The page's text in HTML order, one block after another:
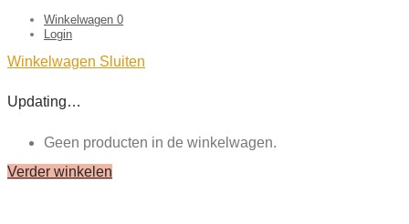
Winkelwagen 0
Login
Winkelwagen Sluiten
Updating…
Geen producten in de winkelwagen.
Verder winkelen